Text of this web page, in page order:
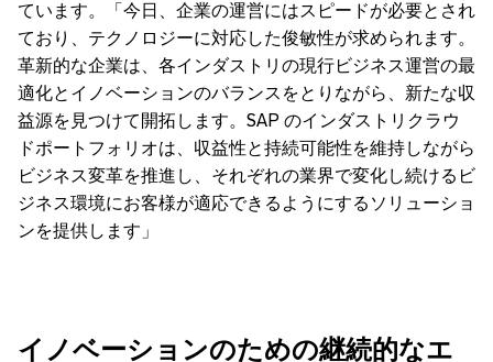
ています。「今日、企業の運営にはスピードが必要とされ
ており、テクノロジーに対応した俊敏性が求められます。
革新的な企業は、各インダストリの現行ビジネス運営の最
適化とイノベーションのバランスをとりながら、新たな収
益源を見つけて開拓します。SAP のインダストリクラウ
ドポートフォリオは、収益性と持続可能性を維持しながら
ビジネス変革を推進し、それぞれの業界で変化し続けるビ
ジネス環境にお客様が適応できるようにするソリューショ
ンを提供します」
イノベーションのための継続的なエ